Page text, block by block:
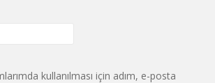
kullanılması için adım, e-posta